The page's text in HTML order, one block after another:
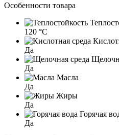
Особенности товара
120 °C
Да
Да
Масла
Да
Жиры
Да
Горячая
Да